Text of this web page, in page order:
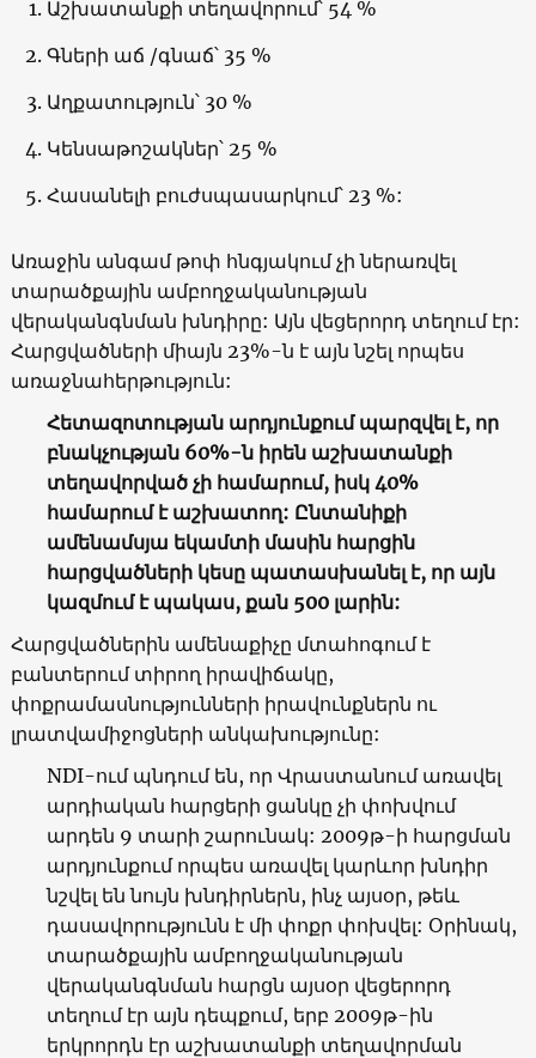
Աշխատանքի տեղավորում՝54 %
Գների աճ /գնաճ՝35 %
Աղքատություն՝30 %
Կենսաթոշակներ՝25 %
Հասանելի բուժսպասարկում՝23 %:
Առաջին անգամ թոփ հնգյակում չի ներառվել
տարածքային ամբողջականության
վերականգնման խնդիրը: Այն վեցերորդ տեղում էր:
Հարցվածների միայն 23%-ն է այն նշել որպես
առաջնահերթություն:
Հետազոտության արդյունքում պարզվել է, որ
բնակչության 60%-ն իրեն աշխատանքի
տեղավորված չի համարում, իսկ 40%
համարում է աշխատող: Ընտանիքի
ամենամսյա եկամտի մասին հարցին
հարցվածների կեսը պատասխանել է, որ այն
կազմում է պակաս, քան 500 լարին:
Հարցվածներին ամենաքիչը մտահոգում է
բանտերում տիրող իրավիճակը,
փոքրամասնությունների իրավունքներն ու
լրատվամիջոցների անկախությունը:
NDI-ում պնդում են, որ Վրաստանում առավել
արդիական հարցերի ցանկը չի փոխվում
արդեն 9 տարի շարունակ: 2009թ-ի հարցման
արդյունքում որպես առավել կարևոր խնդիր
նշվել են նույն խնդիրներն, ինչ այսօր, թեև
դասավորությունն է մի փոքր փոխվել: Օրինակ,
տարածքային ամբողջականության
վերականգնման հարցն այսօր վեցերորդ
տեղում էր այն դեպքում, երբ 2009թ-ին
երկրորդն էր աշխատանքի տեղավորման